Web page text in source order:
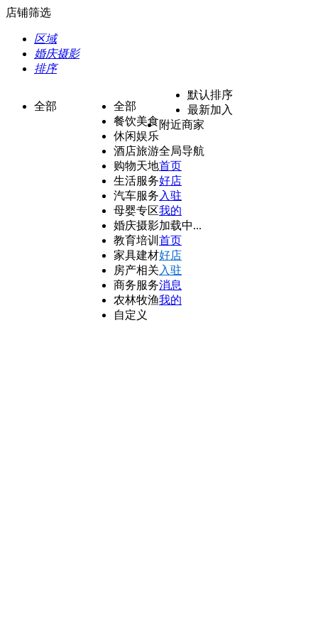
店铺筛选
区域
婚庆摄影
排序
全部
全部
餐饮美食
休闲娱乐
酒店旅游
购物天地
生活服务
汽车服务
母婴专区
婚庆摄影
教育培训
家具建材
房产相关
商务服务
农林牧渔
自定义
默认排序
最新加入
附近商家
全局导航
首页
好店
入驻
我的
加载中...
首页
好店
入驻
消息
我的